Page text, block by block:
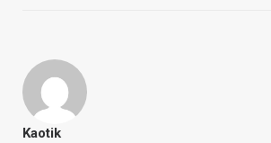
Kaotik